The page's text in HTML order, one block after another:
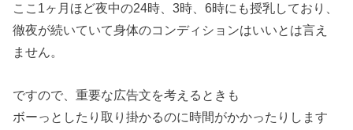
ここ1ヶ月ほど夜中の24時、3時、6時にも授乳しており、
徹夜が続いていて身体のコンディションはいいとは言え
ません。
ですので、重要な広告文を考えるときも
ボーっとしたり取り掛かるのに時間がかかったりします